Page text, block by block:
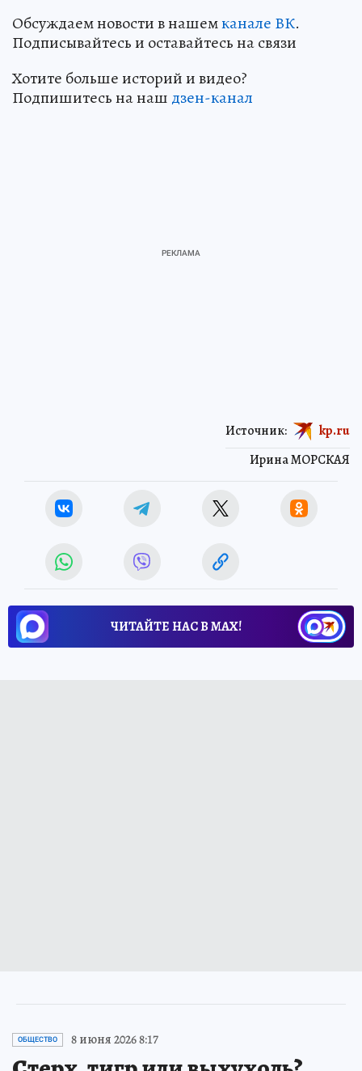
Обсуждаем новости в нашемканале ВК.
Подписывайтесь и оставайтесь на связи
Хотите больше историй и видео?
Подпишитесь на наш дзен-канал
Ирина МОРСКАЯ
Источник: kp.ru
ЧИТАЙТЕ НАС В МАХ!
ОБЩЕСТВО 8 июня 2026 8:17